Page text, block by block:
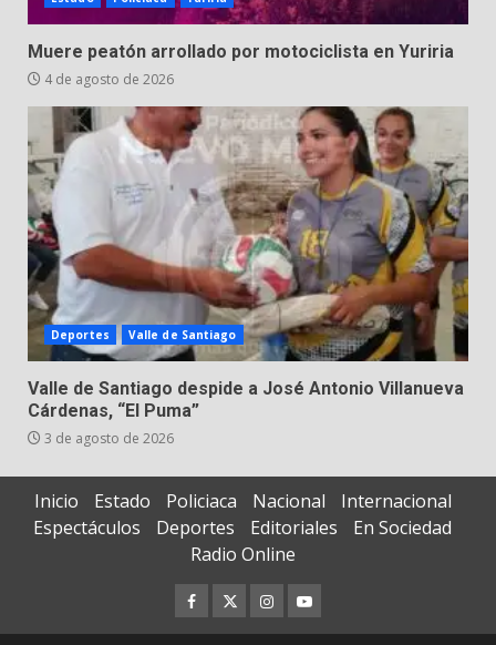
Muere peatón arrollado por motociclista en Yuriria
4 de agosto de 2026
Deportes Valle de Santiago
Valle de Santiago despide a José Antonio Villanueva
Cárdenas, “El Puma”
3 de agosto de 2026
Inicio Estado Policiaca Nacional
Internacional
Espectáculos
Deportes Editoriales
En Sociedad
Radio Online
Facebook
TwitterInstagram
Youtube